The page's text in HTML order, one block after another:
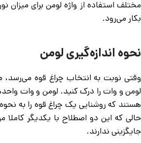
مختلف استفاده از واژه لومن برای میزان
بکار می‌رود.
نحوه اندازه‌گیری لومن
وقتی نوبت به انتخاب چراغ قوه
لومن و وات را درک کنید. لومن و وات
هستند که روشنایی یک چراغ قوه را به
حالی که این دو اصطلاح با یکدیگر کاملا
جایگزینی ندارند.